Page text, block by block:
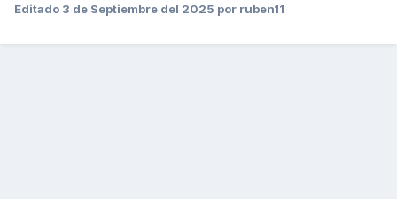
Editado 3 de Septiembre del 2025 por ruben11